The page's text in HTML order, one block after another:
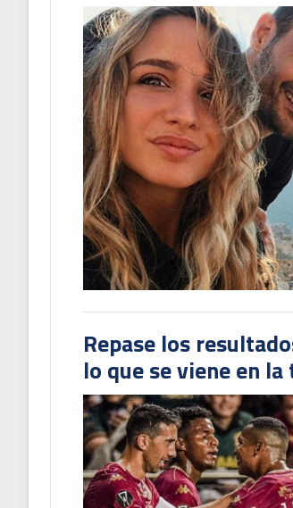
Repase los
lo que se viene en